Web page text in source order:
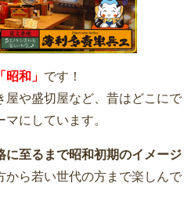
和」 です！
屋や盛切屋など、昔はどこにで
にしています。
に至るまで昭和初期のイメージ
から若い世代の方まで楽しんで